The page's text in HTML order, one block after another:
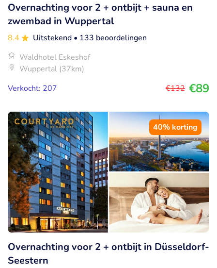
Overnachting voor 2 + ontbijt + sauna en
zwembad in Wuppertal
8.4 Uitstekend • 133 beoordelingen
Waldhotel Eskeshof
Wuppertal (37km)
Verkocht: 207
€132 €89
40% korting
Overnachting voor 2 + ontbijt in Düsseldorf-
Seestern